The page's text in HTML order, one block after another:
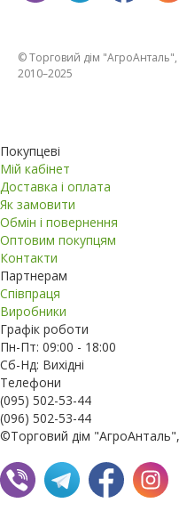
© Торговий дім "АгроАнталь",
2010–2025
Покупцеві
Мій кабінет
Доставка і оплата
Як замовити
Обмін і повернення
Оптовим покупцям
Контакти
Партнерам
Співпраця
Виробники
Графік роботи
Пн-Пт: 09:00 - 18:00
Сб-Нд: Вихідні
Телефони
(095) 502-53-44
(096) 502-53-44
©Торговий дім